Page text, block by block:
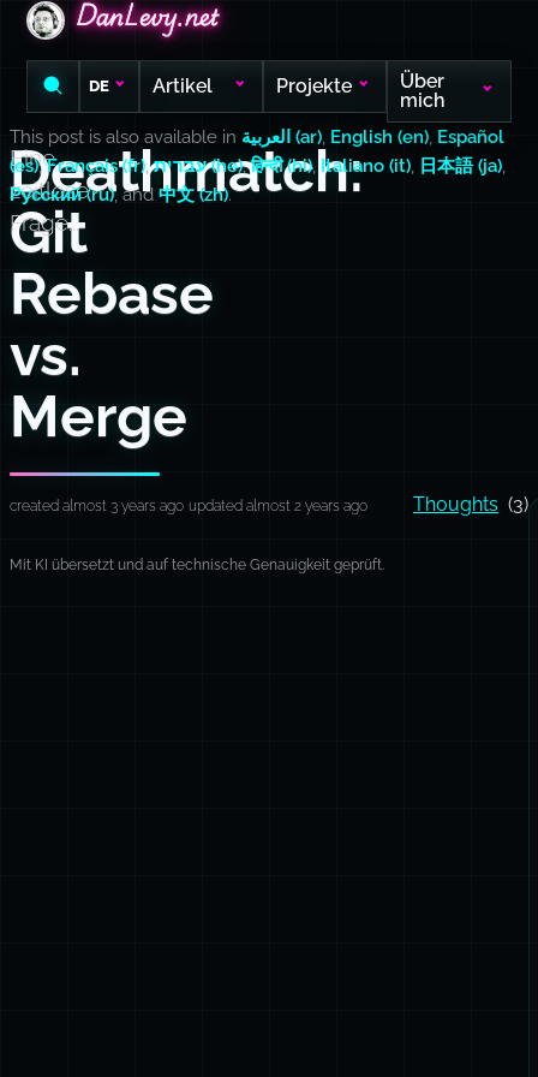
DanLevy.net
DanLevy.net
DanLevy.net
DE Artikel Projekte
Über
mich
Deathmatch:
Git
Rebase
vs.
Merge
Eine
zeitlose
Frage...
This post is also available in العربية (ar), English (en), Español
(es),Français (fr), עברית (he),हिन्दी (hi), Italiano (it), 日本語 (ja),
Русский (ru), and 中文 (zh).
created almost 3 years ago updated almost 2 years ago Thoughts (3)
Mit KI übersetzt und auf technische Genauigkeit geprüft.